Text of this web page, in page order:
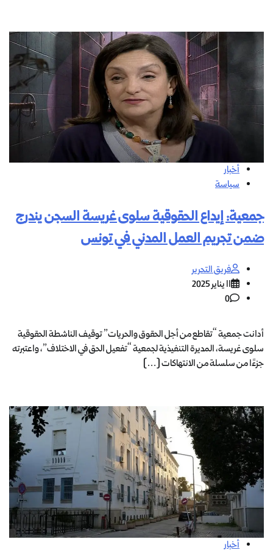
أخبار
سياسة
جمعية: إيداع الحقوقية سلوى غريسة السجن يندرج
ضمن تجريم العمل المدني في تونس
فريق التحرير
11 يناير 2025
0
أدانت جمعية “تقاطع من أجل الحقوق والحريات” توقيف الناشطة الحقوقية
سلوى غريسة، المديرة التنفيذية لجمعية “تفعيل الحق في الاختلاف”، واعتبرته
جزءًا من سلسلة من الانتهاكات […]
أخبار